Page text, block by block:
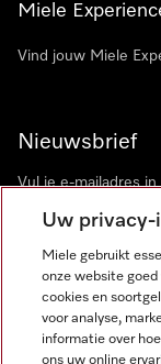
Miele
Vind jouw Miele
Nieuwsbrief
Miele op Instagram
Miele op
Uw
Miele gebruikt
onze website
cookies en
voor analyse,
informatie over
ons uw online